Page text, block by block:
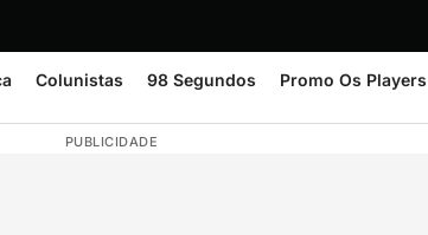
Colunistas 98 Segundos Promo Os Players
PUBLICIDADE